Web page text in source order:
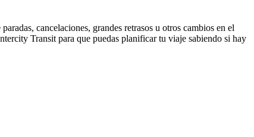
cancelaciones, grandes retrasos u otros cambios en el
Transit para que puedas planificar tu viaje sabiendo si hay